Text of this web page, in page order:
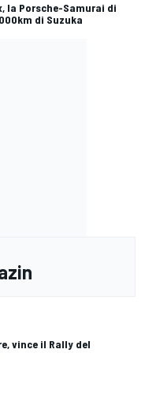
la Porsche-Samurai di
di Suzuka
vince il Rally del